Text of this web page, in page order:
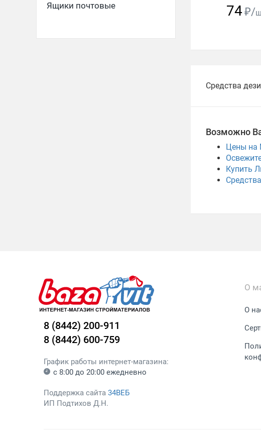
Ящики почтовые
74₽/
Средства
Возможно
Цены на
Купить
8 (8442) 200-911
8 (8442) 600-759
График работы интернет-магазина:
с 8:00 до 20:00 ежедневно
Поддержка сайта 34ВЕБ
ИП Подтихов Д.Н.
О
О